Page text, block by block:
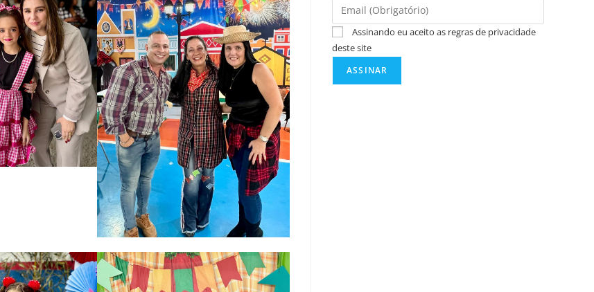
Assinando eu aceito as regras de privacidade
deste site